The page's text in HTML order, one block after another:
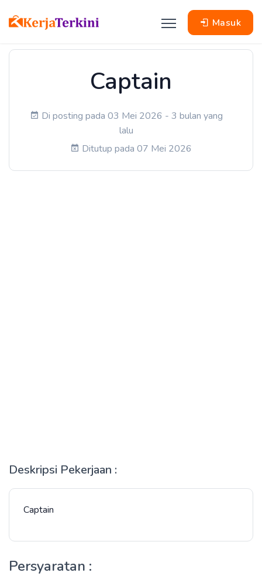
Masuk
Captain
Di posting pada 03 Mei 2026 - 3 bulan yang
lalu
Ditutup pada 07 Mei 2026
Deskripsi Pekerjaan :
Captain
Persyaratan :